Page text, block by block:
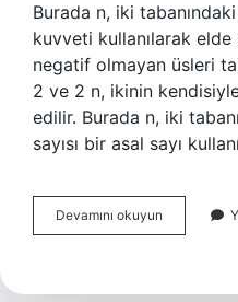
Burada n, iki
kuvveti kullanılarak elde
negatif olmayan üsleri
2 ve 2 n, ikinin
edilir. Burada n, iki
sayısı bir asal sayı
Devamını okuyun
Nin
3